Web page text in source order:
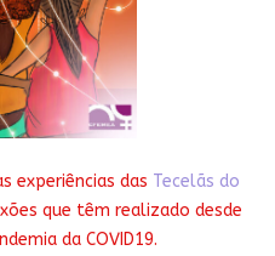
experiências das Tecelãs do
que têm realizado desde
da COVID19.